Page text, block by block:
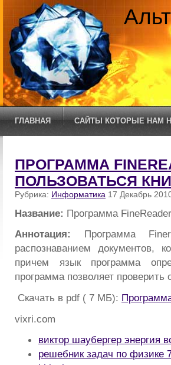
ГЛАВНАЯ САЙТЫ КОТОРЫЕ НАМ
ПРОГРАММА
ПОЛЬЗОВАТЬСЯ
Рубрика: Информатика 17 Декабрь
Название: Программа
Аннотация: Программа
распознаванием документов,
причем язык программа
программа позволяет
Скачать в pdf ( 7 МБ):
vixri.com
виктор шаубергер энергия
решебник задач по физике